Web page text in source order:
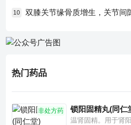
10 双膝关节缘骨质增生，关节间
热门药品
非处方药 锁阳固精丸(同仁
温肾固精。用于肾